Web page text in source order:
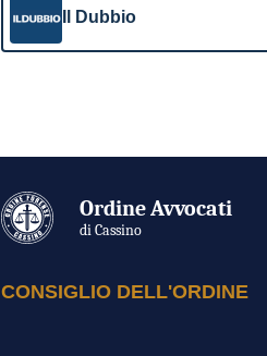
Il Dubbio
Ordine Avvocati
di Cassino
CONSIGLIO DELL'ORDINE